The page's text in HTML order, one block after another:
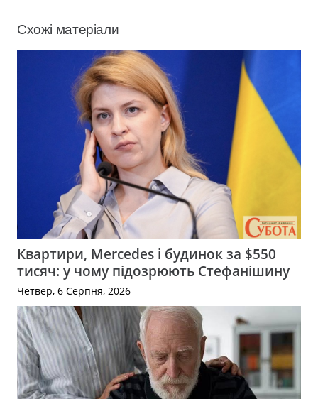
Схожі матеріали
Квартири, Mercedes і будинок за $550
тисяч: у чому підозрюють Стефанішину
Четвер, 6 Серпня, 2026